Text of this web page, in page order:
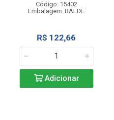
Código: 15402
Embalagem: BALDE
R$ 122,66
Adicionar